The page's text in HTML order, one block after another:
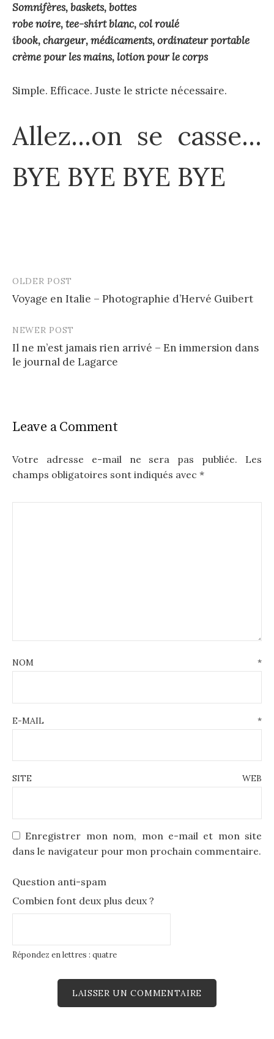
Somnifères, baskets, bottes
robe noire, tee-shirt blanc, col roulé
ibook, chargeur, médicaments, ordinateur portable
crème pour les mains, lotion pour le corps
Simple. Efficace. Juste le stricte nécessaire.
Allez…on se casse…
BYE BYE BYE BYE
Post
navigation
OLDER POST
Voyage en Italie – Photographie d’Hervé Guibert
NEWER POST
Il ne m’est jamais rien arrivé – En immersion dans
le journal de Lagarce
Leave a Comment
Votre adresse e-mail ne sera pas publiée.
Les
champs obligatoires sont indiqués avec *
NOM *
E-MAIL *
SITE WEB
Enregistrer mon nom, mon e-mail et mon site
dans le navigateur pour mon prochain commentaire.
Question anti-spam
Combien font deux plus deux ?
Répondez en lettres : quatre